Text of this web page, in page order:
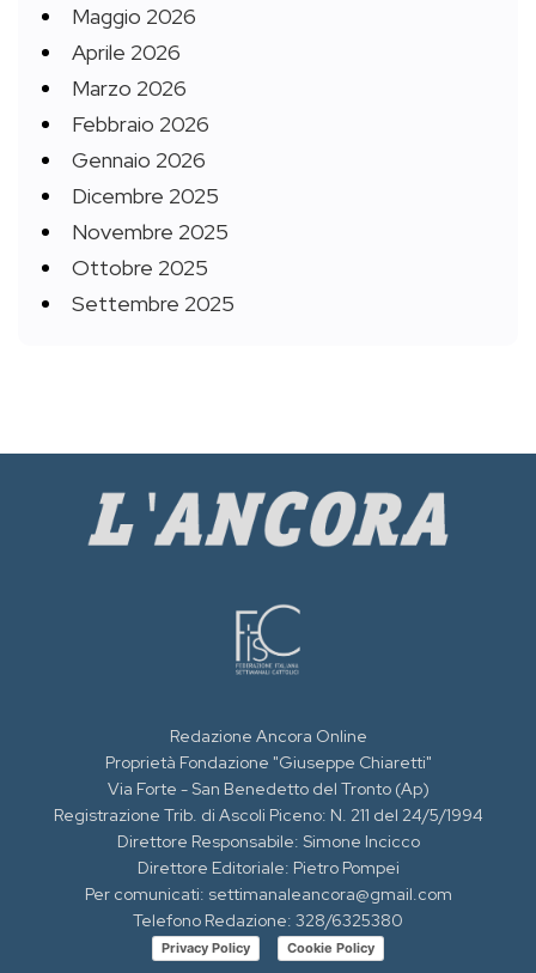
Maggio 2026
Aprile 2026
Marzo 2026
Febbraio 2026
Gennaio 2026
Dicembre 2025
Novembre 2025
Ottobre 2025
Settembre 2025
Redazione Ancora Online
Proprietà Fondazione "Giuseppe Chiaretti"
Via Forte - San Benedetto del Tronto (Ap)
Registrazione Trib. di Ascoli Piceno: N. 211 del 24/5/1994
Direttore Responsabile: Simone Incicco
Direttore Editoriale: Pietro Pompei
Per comunicati: settimanaleancora@gmail.com
Telefono Redazione: 328/6325380
Privacy Policy Cookie Policy